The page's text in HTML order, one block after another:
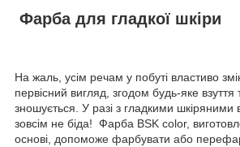
Фарба для гладкої шкіри
На жаль, усім речам у побуті властиво
первісний вигляд, згодом будь-яке взуття
зношується. У разі з гладкими
зовсім не біда! Фарба BSK color,
основі, допоможе фарбувати або